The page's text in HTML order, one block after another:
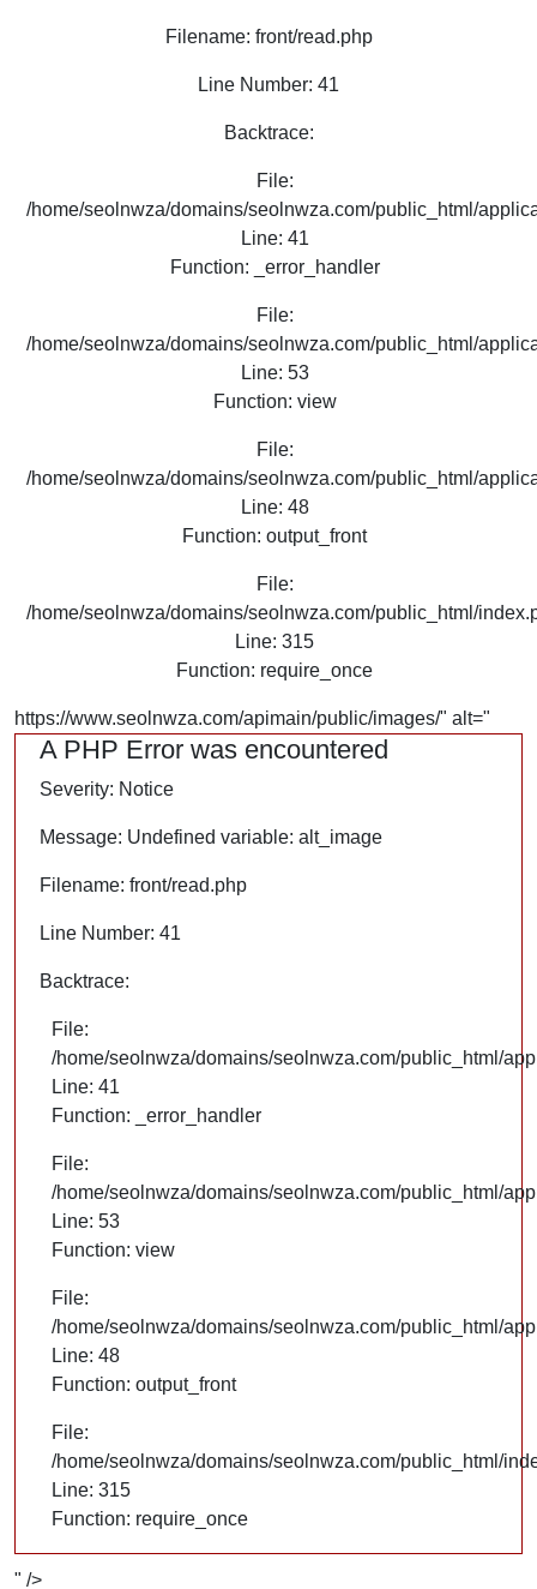
Filename: front/read.php
Line Number: 41
Backtrace:
File:
/home/seolnwza/domains/seolnwza.com/public_html/
Line: 41
Function: _error_handler
File:
/home/seolnwza/domains/seolnwza.com/public_html/
Line: 53
Function: view
File:
/home/seolnwza/domains/seolnwza.com/public_html/
Line: 48
Function: output_front
File:
/home/seolnwza/domains/seolnwza.com/public_html/
Line: 315
Function: require_once
https://www.seolnwza.com/apimain/public/images/" alt="
A PHP Error was encountered
Severity: Notice
Message: Undefined variable: alt_image
Filename: front/read.php
Line Number: 41
Backtrace:
File:
/home/seolnwza/domains/seolnwza.com/public_html/
Line: 41
Function: _error_handler
File:
/home/seolnwza/domains/seolnwza.com/public_html/
Line: 53
Function: view
File:
/home/seolnwza/domains/seolnwza.com/public_html/
Line: 48
Function: output_front
File:
/home/seolnwza/domains/seolnwza.com/public_html/
Line: 315
Function: require_once
" />